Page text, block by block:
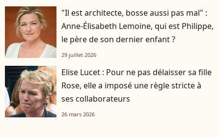
"Il est architecte, bosse aussi pas mal" :
Anne-Élisabeth Lemoine, qui est Philippe,
le père de son dernier enfant ?
29 juillet 2026
Elise Lucet : Pour ne pas délaisser sa fille
Rose, elle a imposé une règle stricte à
ses collaborateurs
26 mars 2026